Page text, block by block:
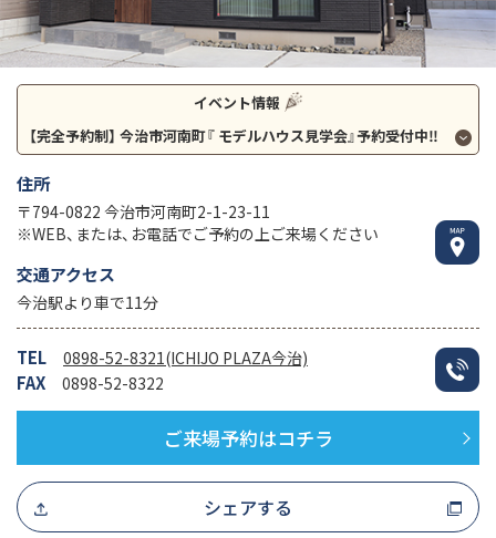
住所
〒794-0822 今治市河南町2-1-23-11
※WEB、または、お電話でご予約の上ご来場ください
交通アクセス
今治駅より車で11分
TEL 0898-52-8321(ICHIJO PLAZA今治)
FAX 0898-52-8322
ご来場予約はコチラ
シェアする
イベント情報
【完全予約制】 今治市河南町『 モデルハウス見学会』予約受付中‼